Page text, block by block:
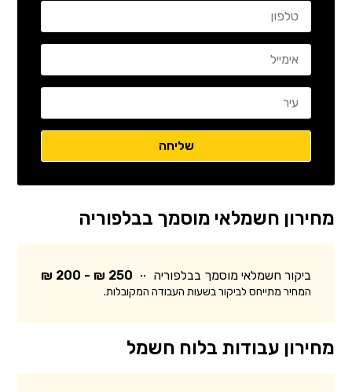
מחירון חשמלאי מוסמך בבלפוריה
ביקור חשמלאי מוסמך בבלפוריה 250 ₪ - 200 ₪
המחיר מתייחס לביקור בשעות העבודה המקובלות.
מחירון עבודות בלוח חשמל